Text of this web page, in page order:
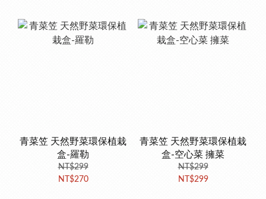
青菜笠 天然野菜環保植栽
盒-羅勒
NT$299
NT$270
青菜笠 天然野菜環保植栽
盒-空心菜 擁菜
NT$299
NT$299